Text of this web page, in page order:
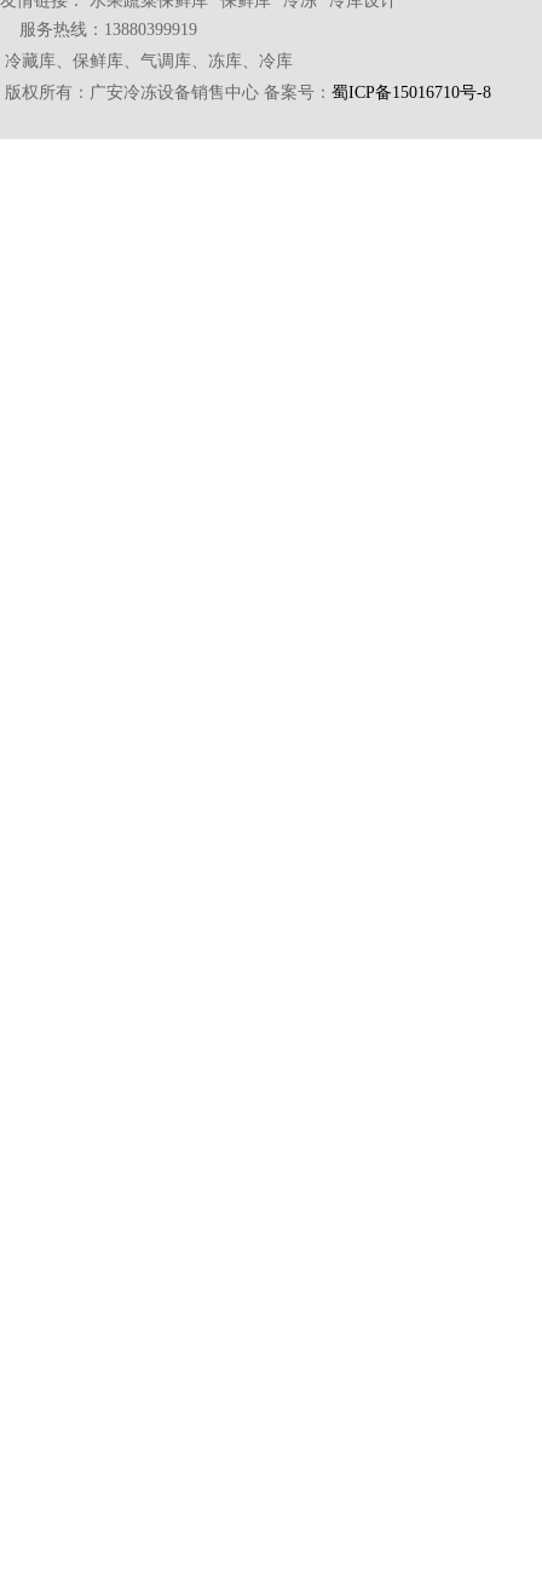
服务热线：13880399919
冷藏库、保鲜库、气调库、冻库、冷库
版权所有：广安冷冻设备销售中心 备案号： 蜀ICP备15016710号-8